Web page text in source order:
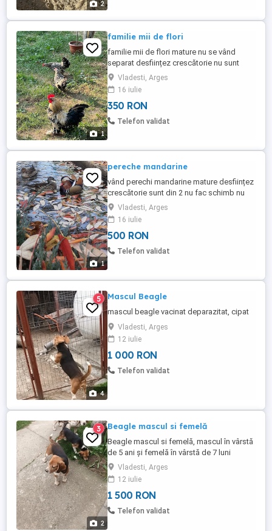
2
1
familie mii de flori
familie mii de flori mature nu se vând
separat desființez crescătorie nu sunt
interesat de schimburi nu am posibilitate
de transport
Vladesti, Arges
16 iulie
350 RON
Telefon validat
1
pereche mandarine
vând perechi mandarine mature desființez
crescătorie sunt din 2 nu fac schimb nu
am posibilitate de transport
Vladesti, Arges
16 iulie
500 RON
Telefon validat
4
5 Mascul Beagle
mascul beagle vacinat deparazitat, cipat
Vladesti, Arges
12 iulie
1 000 RON
Telefon validat
2
3 Beagle mascul si femelă
Beagle mascul si femelă, mascul în vârstă
de 5 ani și femelă în vârstă de 7 luni
Vladesti, Arges
12 iulie
1 500 RON
Telefon validat